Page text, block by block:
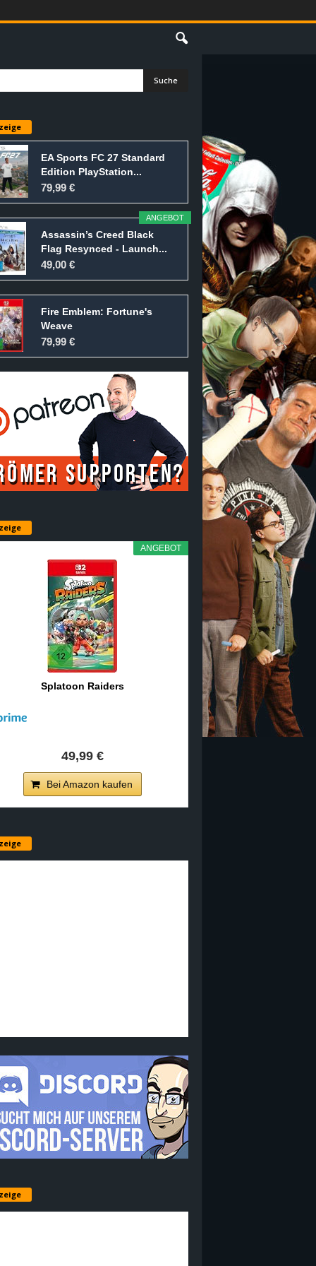
EA Sports FC 27 Standard
Edition PlayStation...
79,99 €
ANGEBOT
Assassin’s Creed Black
Flag Resynced - Launch...
49,00 €
Fire Emblem: Fortune's
Weave
79,99 €
ANGEBOT
Splatoon Raiders
49,99 €
Bei Amazon kaufen